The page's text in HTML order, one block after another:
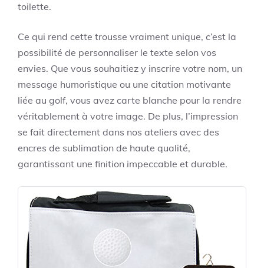
toilette.
Ce qui rend cette trousse vraiment unique, c’est la
possibilité de personnaliser le texte selon vos
envies. Que vous souhaitiez y inscrire votre nom, un
message humoristique ou une citation motivante
liée au golf, vous avez carte blanche pour la rendre
véritablement à votre image. De plus, l’impression
se fait directement dans nos ateliers avec des
encres de sublimation de haute qualité,
garantissant une finition impeccable et durable.